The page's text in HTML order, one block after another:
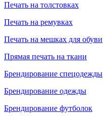
Печать на толстовках
Печать на ремувках
Печать на мешках для обуви
Прямая печать на ткани
Брендирование спецодежды
Брендирование одежды
Брендирование футболок